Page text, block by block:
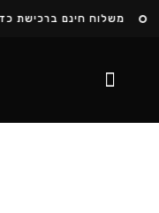
משלוח חינם ברכישת